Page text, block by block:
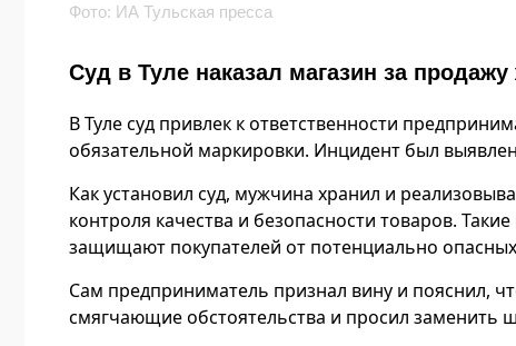
Фото: ИА Тульская пресса
Суд в Туле наказал магазин за
В Туле суд привлек к ответственности
обязательной маркировки. Инцидент был
Как установил суд, мужчина хранил и
контроля качества и безопасности товаров.
защищают покупателей от потенциально
Сам предприниматель признал вину и пояснил,
смягчающие обстоятельства и просил заменить